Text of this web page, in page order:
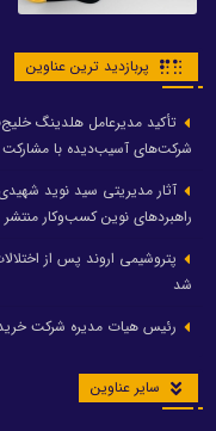
پربازدید ترین عناوین
تأکید مدیرعامل هلدینگ
شرکت‌های آسیب‌دیده با مشارکت
آثار مدیریتی سید نوید
راهبردهای نوین کسب‌وکار
شد
رئیس هیات مدیره شرکت
سایر عناوین